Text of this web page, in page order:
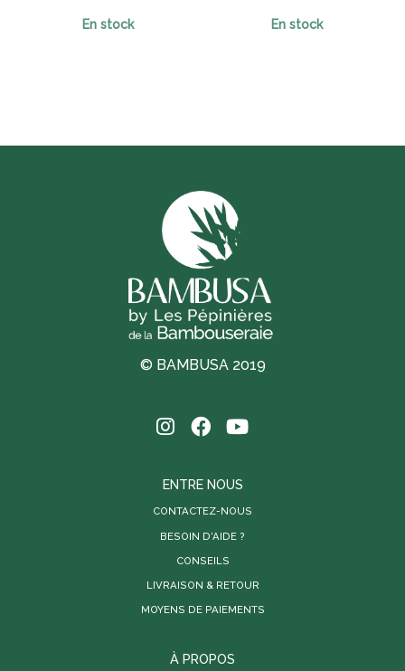
En stock En stock
© BAMBUSA 2019
ENTRE NOUS
CONTACTEZ-NOUS
BESOIN D'AIDE ?
CONSEILS
LIVRAISON & RETOUR
MOYENS DE PAIEMENTS
À PROPOS